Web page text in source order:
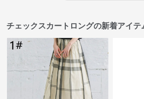
チェックスカートロングの新着アイテ